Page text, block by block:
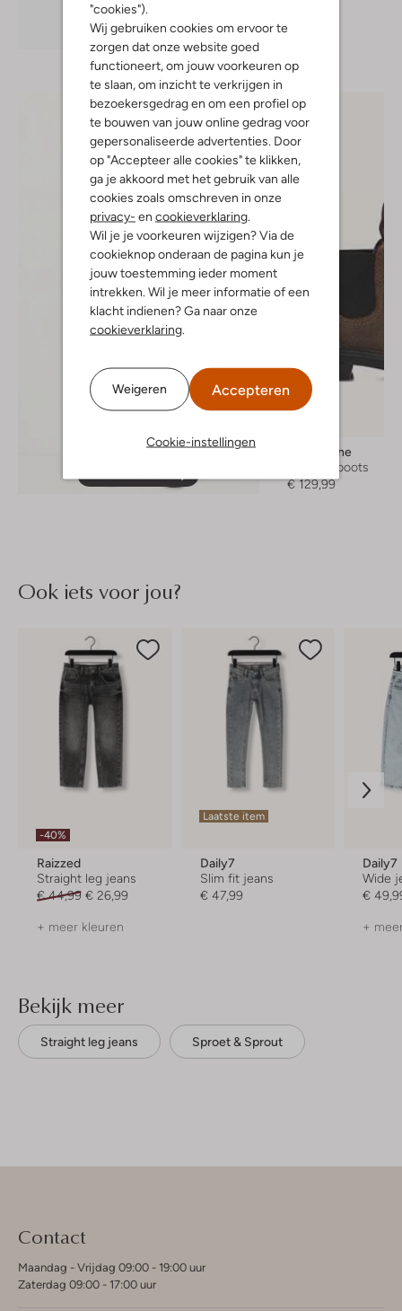
"cookies").
Wij gebruiken cookies om ervoor te
zorgen dat onze website goed
functioneert, om jouw voorkeuren op
te slaan, om inzicht te verkrijgen in
bezoekersgedrag en om een profiel op
te bouwen van jouw online gedrag voor
gepersonaliseerde advertenties. Door
op "Accepteer alle cookies" te klikken,
ga je akkoord met het gebruik van alle
cookies zoals omschreven in onze
privacy- en cookieverklaring
Wil je je voorkeuren wijzigen? Via de
cookieknop onderaan de pagina kun je
jouw toestemming ieder moment
intrekken. Wil je meer informatie of een
klacht indienen? Ga naar onze
cookieverklaring
Weigeren Accepteren
Cookie-instellingen
Ontdek de look
Blundstone
Chelsea boots
€ 129,99
Ook iets voor jou?
-40%
Raizzed
Straight leg jeans
€ 44,99 € 26,99
+ meer kleuren
Laatste item
Daily7
Slim fit jeans
€ 47,99
Daily7
Wide
€
+
Bekijk meer
Straight leg jeans Sproet & Sprout
Contact
Maandag - Vrijdag 09:00 - 19:00 uur
Zaterdag 09:00 - 17:00 uur